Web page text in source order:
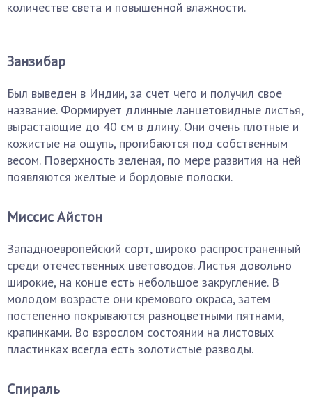
количестве света и повышенной влажности.
Занзибар
Был выведен в Индии, за счет чего и получил свое
название. Формирует длинные ланцетовидные листья,
вырастающие до 40 см в длину. Они очень плотные и
кожистые на ощупь, прогибаются под собственным
весом. Поверхность зеленая, по мере развития на ней
появляются желтые и бордовые полоски.
Миссис Айстон
Западноевропейский сорт, широко распространенный
среди отечественных цветоводов. Листья довольно
широкие, на конце есть небольшое закругление. В
молодом возрасте они кремового окраса, затем
постепенно покрываются разноцветными пятнами,
крапинками. Во взрослом состоянии на листовых
пластинках всегда есть золотистые разводы.
Спираль